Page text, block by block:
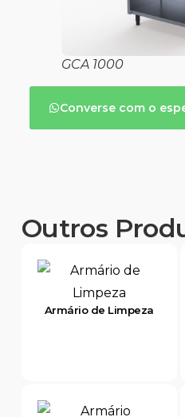
GCA 1000
Converse com o
Outros
Armário de Limpeza